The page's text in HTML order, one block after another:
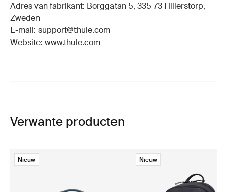
Adres van fabrikant: Borggatan 5, 335 73 Hillerstorp,
Zweden
E-mail: support@thule.com
Website: www.thule.com
Verwante producten
Nieuw Nieuw